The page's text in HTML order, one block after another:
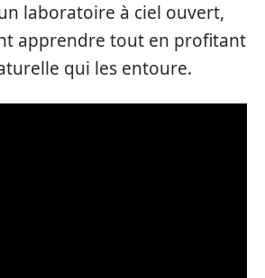
laboratoire à ciel ouvert,
apprendre tout en profitant
qui les entoure.